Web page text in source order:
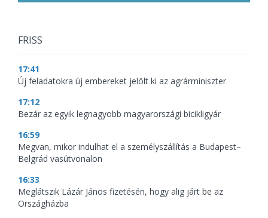
FRISS
17:41
Új feladatokra új embereket jelölt ki az agrárminiszter
17:12
Bezár az egyik legnagyobb magyarországi bicikligyár
16:59
Megvan, mikor indulhat el a személyszállítás a Budapest–
Belgrád vasútvonalon
16:33
Meglátszik Lázár János fizetésén, hogy alig járt be az
Országházba